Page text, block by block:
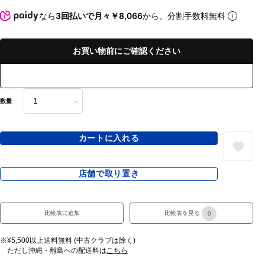
なら3回払いで月々￥8,066から。分割手数料無料
お買い物前にご確認ください
数量
カートに入れる
店舗で取り置き
比較表に追加 比較表を見る 0
※¥5,500以上送料無料 (中古クラブは除く)
ただし沖縄・離島への配送料はこちら